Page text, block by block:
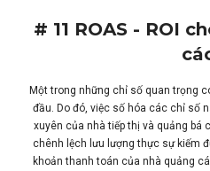
# 11 ROAS - ROI
Một trong những chỉ số quan trọng
đầu. Do đó, việc số hóa các chỉ số
xuyên của nhà tiếp thị và quảng bá
chênh lệch lưu lượng thực sự kiếm
khoản thanh toán của nhà quảng